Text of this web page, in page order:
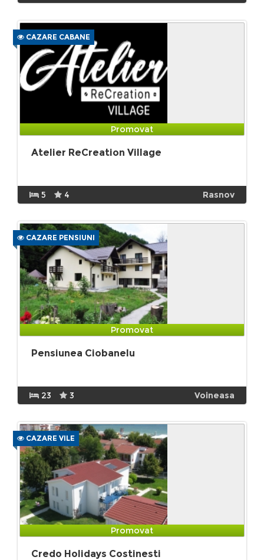
CAZARE CABANE
Promovat
Atelier ReCreation Village
5 4 Rasnov
CAZARE PENSIUNI
Promovat
Pensiunea Ciobanelu
23 3 Voineasa
CAZARE VILE
Promovat
Credo Holidays Costinesti